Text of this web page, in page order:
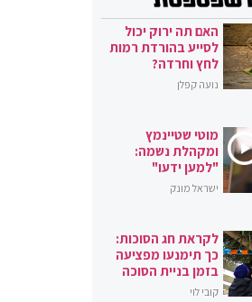
האם תה ירוק יכול
לסייע בהורדת רמות
לחץ וחרדה?
נועה קפלן
מוטי שטיינמץ
ומקהלת נשמה:
"למען ידעו"
ישראל מונק
לקראת חג הסוכות:
כך תימנעו מפציעה
בזמן בניית הסוכה
קובי לוי